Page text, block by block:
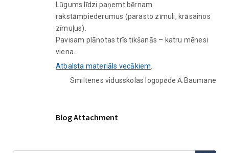
Lūgums līdzi paņemt bērnam
rakstāmpiederumus (parasto zīmuli, krāsainos
zīmuļus).
Pavisam plānotas trīs tikšanās – katru mēnesi
viena.
Atbalsta materiāls vecākiem.
Smiltenes vidusskolas logopēde Ā.Baumane
Blog Attachment